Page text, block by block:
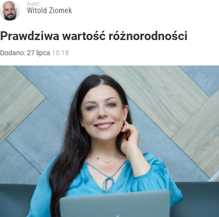
Autor:
Witold Ziomek
Prawdziwa wartość różnorodności
Dodano:27 lipca 10:18